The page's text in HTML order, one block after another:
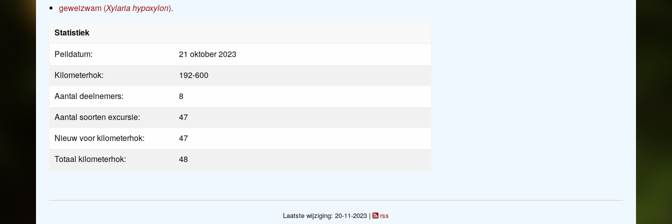
geweizwam (Xylaria hypoxylon).
Statistiek
Peildatum:
21 oktober 2023
Kilometerhok:
192-600
Aantal deelnemers:
8
Aantal soorten excursie:
47
Nieuw voor kilometerhok:
47
Totaal kilometerhok:
48
Laatste wijziging: 20-11-2023 | rss